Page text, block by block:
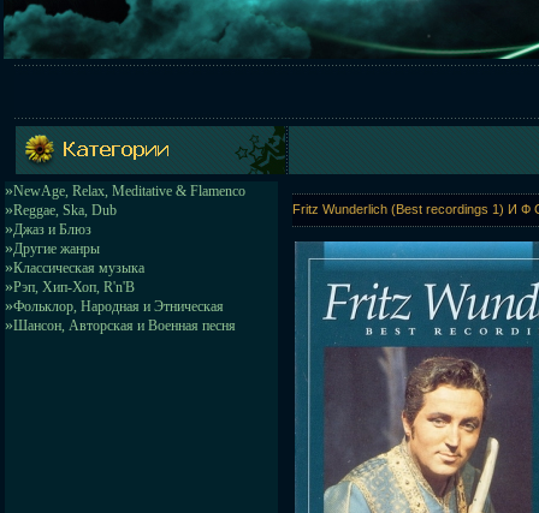
»NewAge, Relax, Meditative & Flamenco
»Reggae, Ska, Dub
»Джаз и Блюз
»Другие жанры
»Классическая музыка
»Рэп, Хип-Хоп, R'n'B
»Фольклор, Народная и Этническая
»Шансон, Авторская и Военная песня
Fritz Wunderlich (Best recordings 1) И Ф